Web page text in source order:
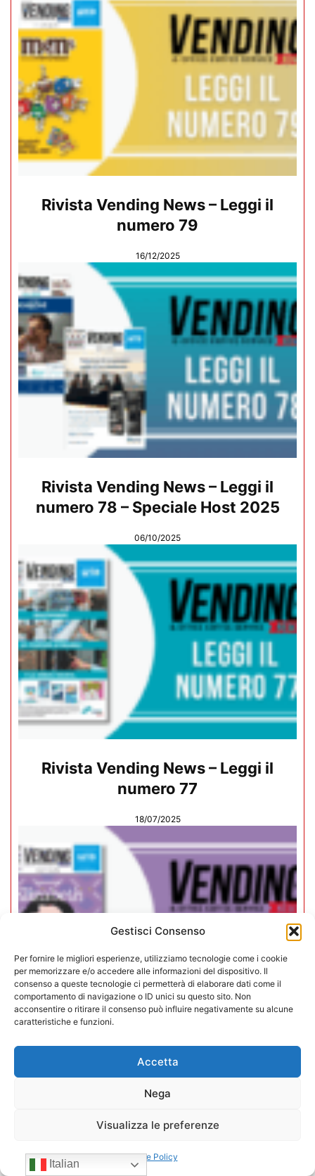
Gestisci Consenso
Per fornire le migliori esperienze, utilizziamo tecnologie come i cookie
per memorizzare e/o accedere alle informazioni del dispositivo. Il
consenso a queste tecnologie ci permetterà di elaborare dati come il
comportamento di navigazione o ID unici su questo sito. Non
acconsentire o ritirare il consenso può influire negativamente su alcune
caratteristiche e funzioni.
Accetta
Nega
Visualizza le preferenze
Cookie Policy
Rivista Vending News – Leggi il
numero 79
16/12/2025
Rivista Vending News – Leggi il
numero 78 – Speciale Host 2025
06/10/2025
Rivista Vending News – Leggi il
numero 77
18/07/2025
Rivista Vending News – Leggi il
numero 76
18/06/2025
Italian